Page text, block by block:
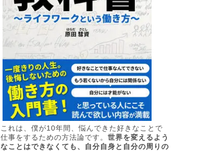
これは、僕が10年間、悩んできた好きなことで
仕事をするための方法論です。 世界を変えるよう
なことはできなくても、自分自身と自分の周りの